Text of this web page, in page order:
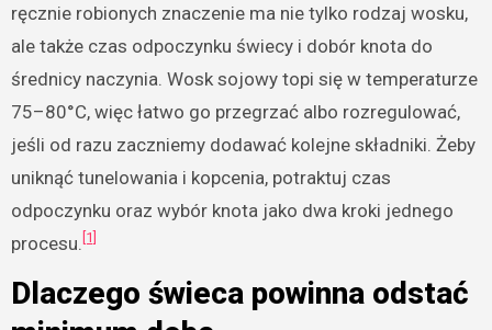
ręcznie robionych znaczenie ma nie tylko rodzaj wosku,
ale także czas odpoczynku świecy i dobór knota do
średnicy naczynia. Wosk sojowy topi się w temperaturze
75–80°C, więc łatwo go przegrzać albo rozregulować,
jeśli od razu zaczniemy dodawać kolejne składniki. Żeby
uniknąć tunelowania i kopcenia, potraktuj czas
odpoczynku oraz wybór knota jako dwa kroki jednego
procesu. [1]
Dlaczego świeca powinna odstać